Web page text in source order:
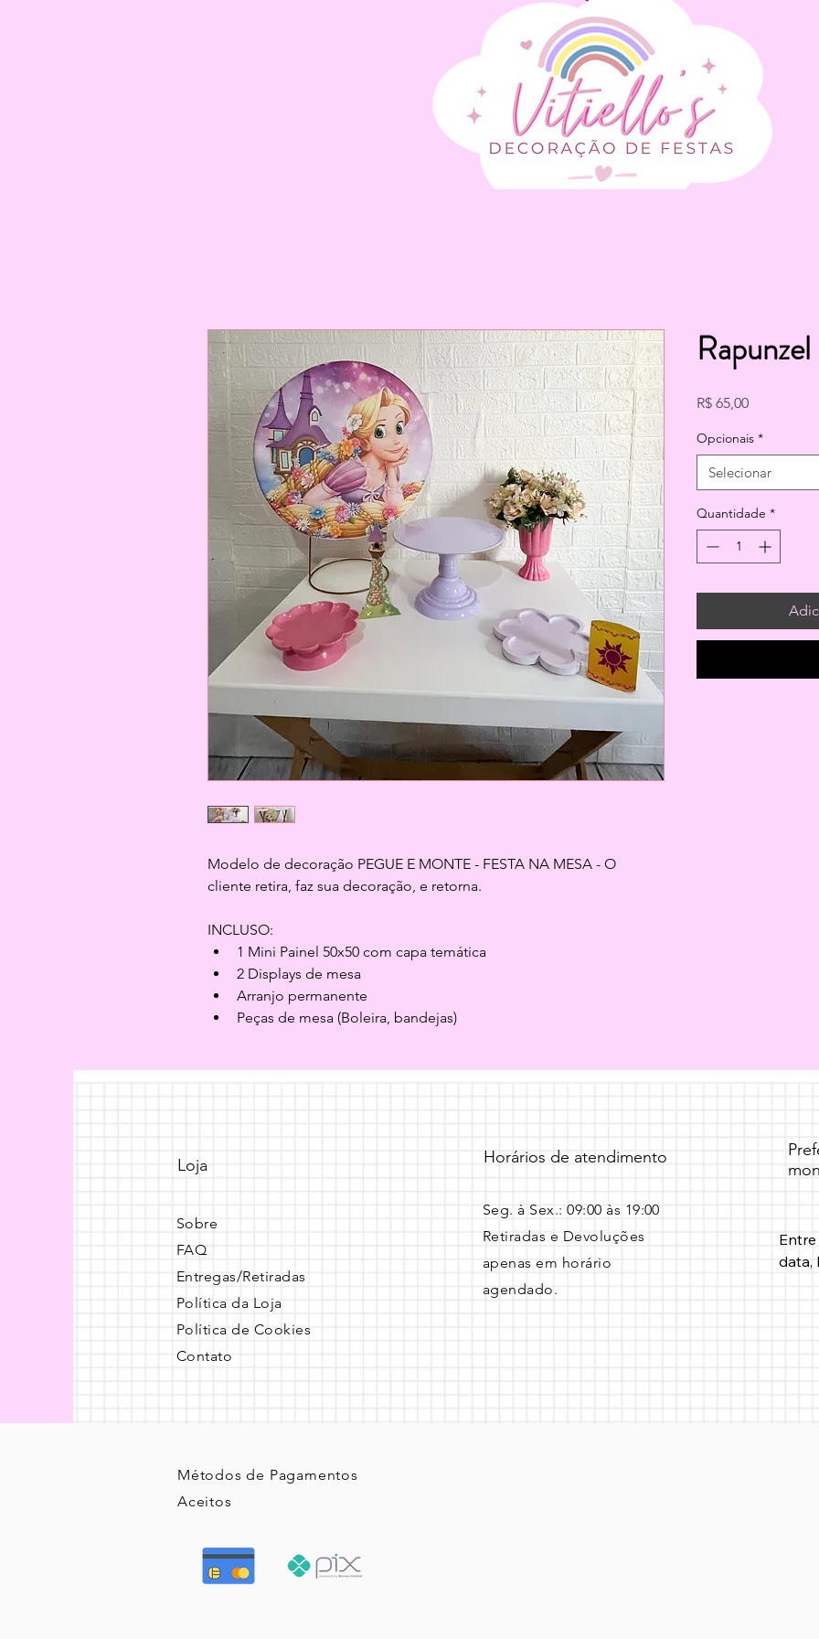
Modelo de decoração PEGUE E MONTE - FESTA NA MESA - O
cliente retira, faz sua decoração, e retorna.
INCLUSO:
1 Mini Painel 50x50 com capa temática
2 Displays de mesa
Arranjo permanente
Peças de mesa (Boleira, bandejas)
Rapunzel
R$ 65,00Preço
Opcionais *
Selecionar
Quantidade *
Loja
Sobre
FAQ
Entregas/Retiradas
Política da Loja
Política de Cookies
Contato
Horários de atendimento
Seg. à Sex.: 09:00 às 19:00 ​
Retiradas e Devoluções
apenas em horário
agendado.
data,
Métodos de Pagamentos
Aceitos